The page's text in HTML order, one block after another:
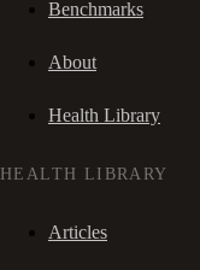
Benchmarks
About
Health Library
HEALTH LIBRARY
Articles